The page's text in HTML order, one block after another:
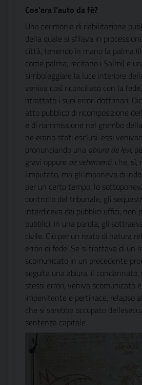
Cos’era l’auto da fè?
Una cerimonia di riabilitazione
della quale si sfilava in
città, tenendo in mano la palma
come palma, recitano i Salmi) e
simboleggiare la luce interiore
veniva così riconciliato con la
ritrattato i suoi errori dottrinari.
atto pubblico di ricomposizione
e di riammissione nel grembo
ne erano stati esclusi: essi
pronunciando una abiura de levi,
gravi oppure de vehementi, che, sì,
limputato, ma gli imponeva di
per un certo tempo, lo
controllo del tribunale, gli
interdiceva dai pubblici uffici, non
pubblici, in una parola, gli
civile. Ciò per un reato di natura
errori di fede. Se si trattava di un
scomunicato in un precedente
seguita una abiura, il
stessi errori, veniva scomunicato
impenitente e pertinace, relapso
che si sarebbe occupato
sentenza capitale.